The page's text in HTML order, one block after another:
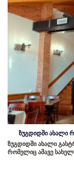
ზუგდიდში ახალი
ზუგდიდში ახალი
რომელიც ამავე